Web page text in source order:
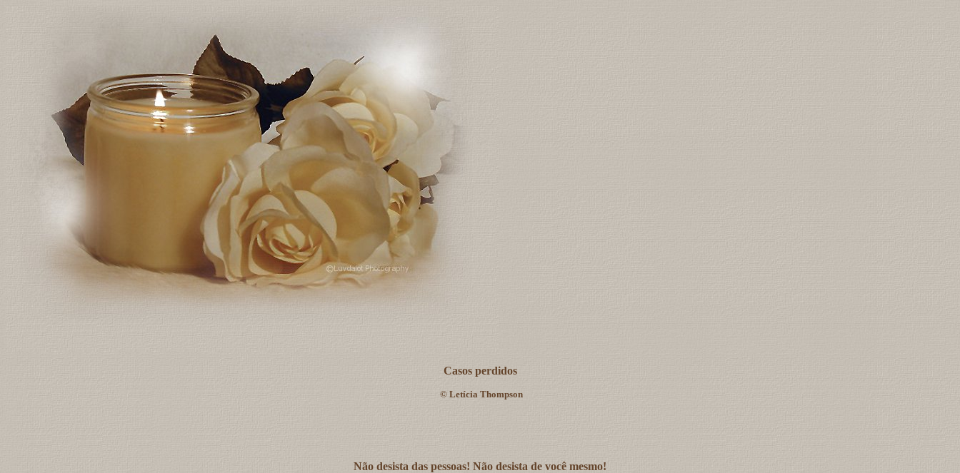
Casos perdidos
©Letícia Thompson
Não desista das pessoas! Não desista de você mesmo!